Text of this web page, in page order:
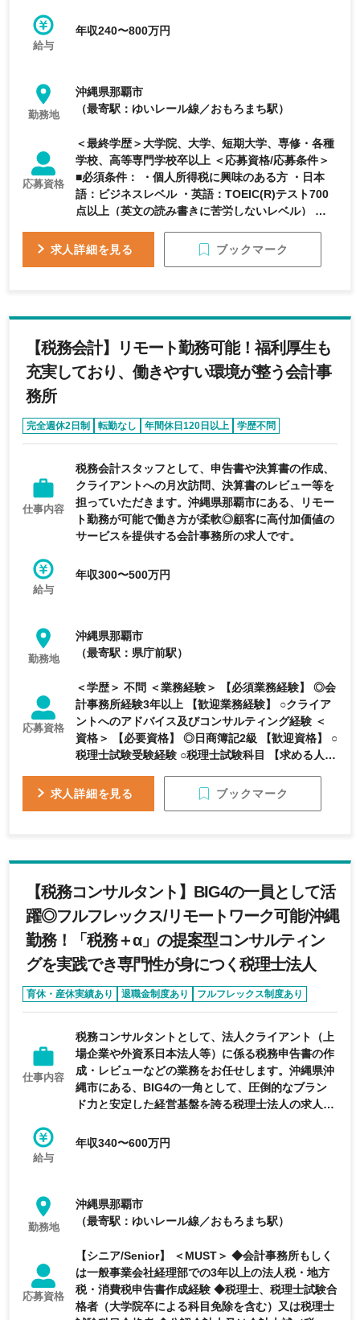
系税理士法人
給与
年収240〜800万円
勤務地
沖縄県那覇市
（最寄駅：ゆいレール線／おもろまち駅）
応募資格
＜最終学歴＞大学院、大学、短期大学、専修・各種
学校、高等専門学校卒以上 ＜応募資格/応募条件＞
■必須条件： ・個人所得税に興味のある方 ・日本
語：ビジネスレベル ・英語：TOEIC(R)テスト700
点以上（英文の読み書きに苦労しないレベル） ・
・ビジネスレベルの英語力 ・Microsoft Excel関
求人詳細を見る ブックマーク
【税務会計】リモート勤務可能！福利厚生も
充実しており、働きやすい環境が整う会計事
務所
完全週休2日制 転勤なし 年間休日120日以上
学歴不問
経験者優遇
仕事内容
税務会計スタッフとして、申告書や決算書の作成、
クライアントへの月次訪問、決算書のレビュー等を
担っていただきます。沖縄県那覇市にある、リモー
ト勤務が可能で働き方が柔軟◎顧客に高付加価値の
サービスを提供する会計事務所の求人です。
給与
年収300〜500万円
勤務地
沖縄県那覇市
（最寄駅：県庁前駅）
応募資格
＜学歴＞ 不問 ＜業務経験＞ 【必須業務経験】 ◎会
計事務所経験3年以上 【歓迎業務経験】 ○クライア
ントへのアドバイス及びコンサルティング経験 ＜
資格＞ 【必要資格】 ◎日商簿記2級 【歓迎資格】 ○
税理士試験受験経験 ○税理士試験科目 【求める人物
のために話を聞ける人
求人詳細を見る ブックマーク
【税務コンサルタント】BIG4の一員として活
躍◎フルフレックス/リモートワーク可能/沖縄
勤務！「税務＋α」の提案型コンサルティン
グを実践でき専門性が身につく税理士法人
育休・産休実績あり 退職金制度あり
フルフレックス制度あり
フレックス制度あり
リモートワーク可能
仕事内容
税務コンサルタントとして、法人クライアント（上
場企業や外資系日本法人等）に係る税務申告書の作
成・レビューなどの業務をお任せします。沖縄県沖
縄市にある、BIG4の一角として、圧倒的なブラン
ド力と安定した経営基盤を誇る税理士法人の求人で
給与
年収340〜600万円
勤務地
沖縄県那覇市
（最寄駅：ゆいレール線／おもろまち駅）
応募資格
【シニア/Senior】 ＜MUST＞ ◆会計事務所もしく
は一般事業会社経理部での3年以上の法人税・地方
税・消費税申告書作成経験 ◆税理士、税理士試験合
格者（大学院卒による科目免除を含む）又は税理士